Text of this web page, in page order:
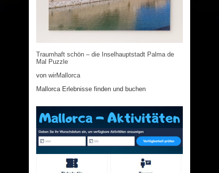
Traumhaft schön – die Inselhauptstadt Palma de
Mal Puzzle
von wirMallorca
Mallorca Erlebnisse finden und buchen